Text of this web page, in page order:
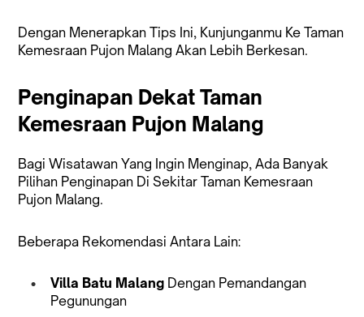
Dengan Menerapkan Tips Ini, Kunjunganmu Ke Taman
Kemesraan Pujon Malang Akan Lebih Berkesan.
Penginapan Dekat Taman
Kemesraan Pujon Malang
Bagi Wisatawan Yang Ingin Menginap, Ada Banyak
Pilihan Penginapan Di Sekitar Taman Kemesraan
Pujon Malang.
Beberapa Rekomendasi Antara Lain:
Villa Batu Malang Dengan Pemandangan
Pegunungan